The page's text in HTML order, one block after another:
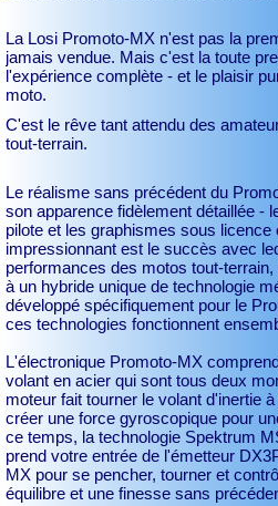
La Losi Promoto-MX n'est pas la
jamais vendue. Mais c'est la toute
l'expérience complète - et le plaisir
moto.
C'est le rêve tant attendu des
tout-terrain.
Le réalisme sans précédent du
son apparence fidèlement détaillée -
pilote et les graphismes sous licence
impressionnant est le succès avec
performances des motos tout-
à un hybride unique de technologie
développé spécifiquement pour le
ces technologies fonctionnent
L'électronique Promoto-MX
volant en acier qui sont tous deux
moteur fait tourner le volant d'inertie
créer une force gyroscopique pour
ce temps, la technologie Spektrum
prend votre entrée de l'émetteur
MX pour se pencher, tourner et
équilibre et une finesse sans